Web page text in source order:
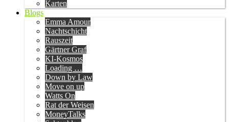
Karten
Blogs
Emma Amour
Nachtschicht
Rauszeit
Gärtner Graf
KI-Kosmos
Loading …
Down by Law
Move on up
Watts On
Rat der Weisen
MoneyTalks